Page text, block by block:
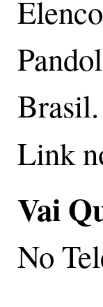
Link
Vai
No